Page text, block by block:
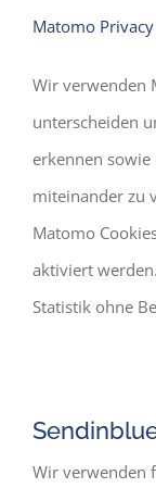
Matomo
Wir verwenden
unterscheiden
erkennen
miteinander zu
Matomo
aktiviert
Statistik ohne
Wir verwenden